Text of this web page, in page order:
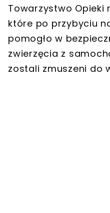
Towarzystwo Opieki
które po przybyciu
pomogło w
zwierzęcia z
zostali zmuszeni do